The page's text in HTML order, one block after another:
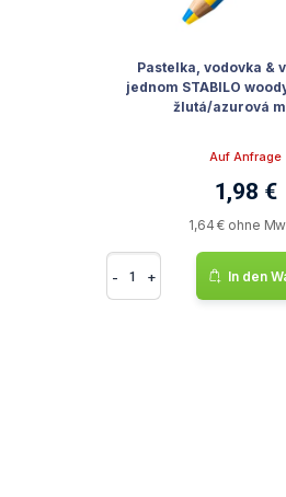
Pastelka, vodovka &
jednom STABILO
žlutá/azurová
Auf Anfrage
1,98 €
1,64 € ohne
- + In den